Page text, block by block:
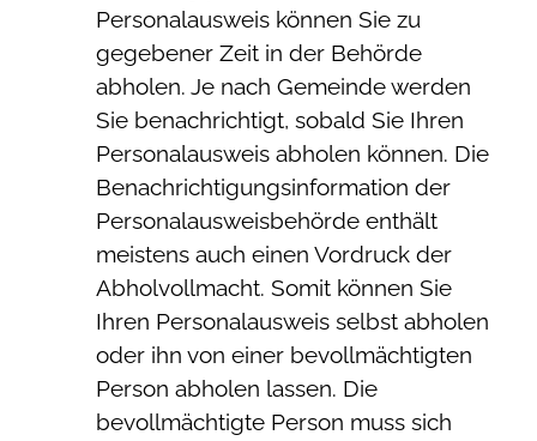
Personalausweis können Sie zu
gegebener Zeit in der Behörde
abholen. Je nach Gemeinde werden
Sie benachrichtigt, sobald Sie Ihren
Personalausweis abholen können. Die
Benachrichtigungsinformation der
Personalausweisbehörde enthält
meistens auch einen Vordruck der
Abholvollmacht. Somit können Sie
Ihren Personalausweis selbst abholen
oder ihn von einer bevollmächtigten
Person abholen lassen. Die
bevollmächtigte Person muss sich